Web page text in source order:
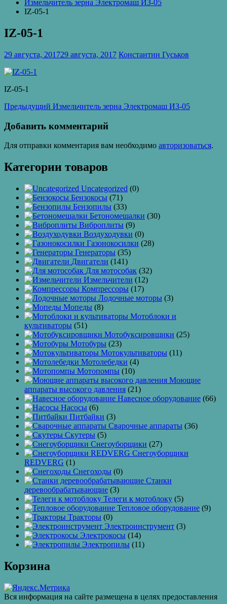
Измельчитель зерна Электромаш ИЗ-05
IZ-05-1
IZ-05-1
29 августа, 201729 августа, 2017 Константин Гуськов
IZ-05-1
Навигация
по
записям
Предыдущий Предыдущая
Измельчитель зерна Электромаш ИЗ-05
Добавить комментарий
Для отправки комментария вам необходимо авторизоваться.
Категории товаров
Uncategorized (0)
Бензокосы (71)
Бензопилы (33)
Бетономешалки (30)
Виброплиты (9)
Воздуходувки (0)
Газонокосилки (28)
Генераторы (35)
Двигатели (141)
Для мотособак (32)
Измельчители (12)
Компрессоры (17)
Лодочные моторы (3)
Мопеды (8)
Мотоблоки и
культиваторы (51)
Мотобуксировщики (25)
Мотобуры (23)
Мотокультиваторы (11)
Мотолебедки (4)
Мотопомпы (10)
Моющие
аппараты высокого давления (21)
Навесное оборудование (66)
Насосы (6)
Питбайки (3)
Сварочные аппараты (36)
Скутеры (5)
Снегоуборщики (27)
Снегоуборщики
REDVERG (1)
Снегоходы (0)
Станки
деревообрабатывающие (3)
Телеги к мотоблоку (5)
Тепловое оборудование (9)
Тракторы (0)
Электроинструмент (3)
Электрокосы (14)
Электропилы (11)
Корзина
Вся информация на сайте размещена в целях предоставления